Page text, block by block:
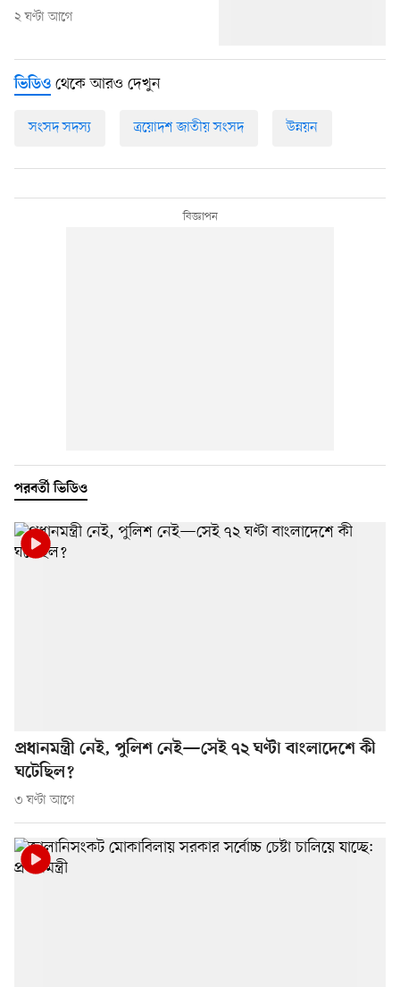
২ ঘণ্টা আগে
ভিডিও থেকে আরও দেখুন
সংসদ সদস্য ত্রয়োদশ জাতীয় সংসদ উন্নয়ন
পরবর্তী ভিডিও
প্রধানমন্ত্রী নেই, পুলিশ নেই—সেই ৭২ ঘণ্টা বাংলাদেশে কী
ঘটেছিল?
৩ ঘণ্টা আগে